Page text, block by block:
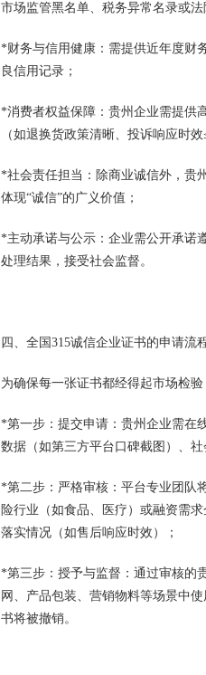
市场监管黑名单、税务异常名录或
*财务与信用健康：需提供近年度财
良信用记录；
*消费者权益保障：贵州企业需提供
（如退换货政策清晰、投诉响应时
*社会责任担当：除商业诚信外，贵
体现“诚信”的广义价值；
*主动承诺与公示：企业需公开承诺
处理结果，接受社会监督。
四、全国315诚信企业证书的申请流
为确保每一张证书都经得起市场检
*第一步：提交申请：贵州企业需在
数据（如第三方平台口碑截图）、
*第二步：严格审核：平台专业团队
险行业（如食品、医疗）或融资需
落实情况（如售后响应时效）；
*第三步：授予与监督：通过审核的
网、产品包装、营销物料等场景中
书将被撤销。